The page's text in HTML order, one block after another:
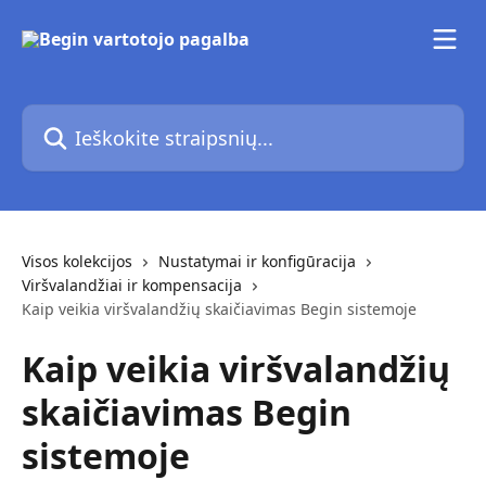
Ieškokite straipsnių...
Visos kolekcijos
Nustatymai ir konfigūracija
Viršvalandžiai ir kompensacija
Kaip veikia viršvalandžių skaičiavimas Begin sistemoje
Kaip veikia viršvalandžių
skaičiavimas Begin
sistemoje